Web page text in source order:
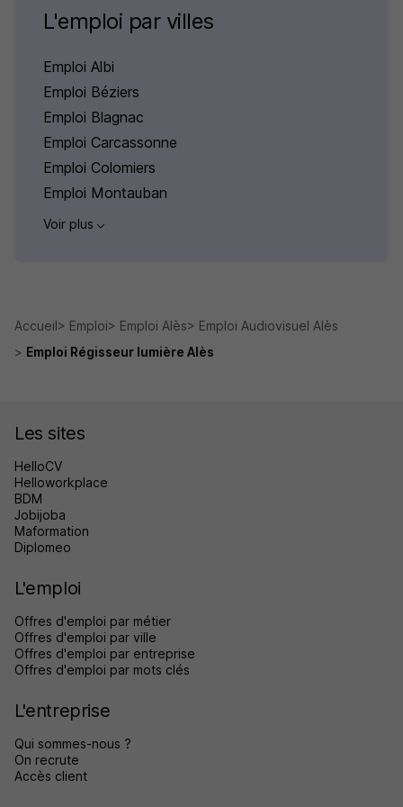
L'emploi par villes
Emploi Albi
Emploi Béziers
Emploi Blagnac
Emploi Carcassonne
Emploi Colomiers
Emploi Montauban
Voir plus
Accueil Emploi Emploi Alès
Emploi Audiovisuel Alès
Emploi Régisseur lumière Alès
Les sites
HelloCV
Helloworkplace
BDM
Jobijoba
Maformation
Diplomeo
L'emploi
Offres d'emploi par métier
Offres d'emploi par ville
Offres d'emploi par entreprise
Offres d'emploi par mots clés
L'entreprise
Qui sommes-nous ?
On recrute
Accès client